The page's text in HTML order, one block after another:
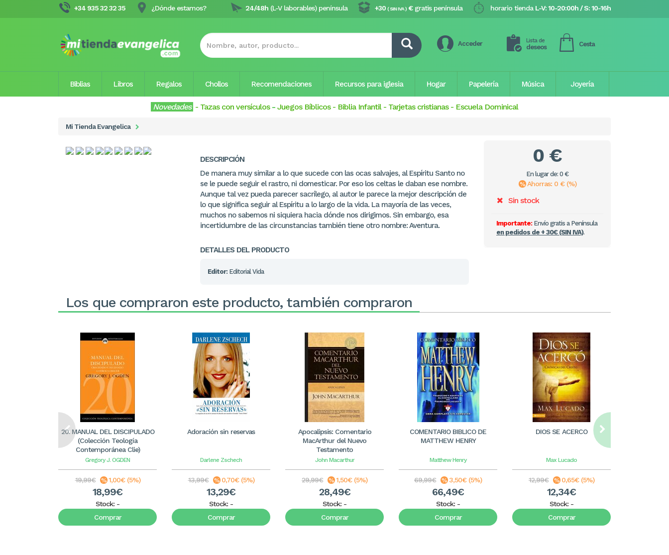
+34 935 32 32 35 ¿Dónde estamos? horario tienda L-V: 10-20:00h / S: 10-16h
+30 ( SIN IVA ) €gratis península
24/48h (L-V laborables) península
Acceder Lista de
deseos Cesta
Biblias Libros Regalos Chollos Recomendaciones Recursos para iglesia Hogar Papelería Música Joyería
Novedades - Tazas con versículos- Juegos Bíblicos- Biblia Infantil- Tarjetas cristianas - Escuela Dominical
Mi Tienda Evangelica
DESCRIPCIÓN
De manera muy similar a lo que sucede con las ocas salvajes, al Espíritu Santo no
se le puede seguir el rastro, ni domesticar. Por eso los celtas le daban ese nombre.
Aunque tal vez pueda parecer sacrílego, al autor le parece la mejor descripción de
lo que significa seguir al Espíritu a lo largo de la vida. La mayoría de las veces,
muchos no sabemos ni siquiera hacia dónde nos dirigimos. Sin embargo, esa
incertidumbre de las circunstancias también tiene otro nombre: Aventura.
DETALLES DEL PRODUCTO
Editor: Editorial Vida
0 €
En lugar de: 0 €
Ahorras: 0 € (%)
Sin stock
Importante:Envío gratis a Península
en pedidos de + 30€ (SIN IVA).
Los que compraron este producto, también compraron
20. MANUAL DEL DISCIPULADO
(Colección Teología
Contemporánea Clie)
Gregory J. OGDEN
19,99€ 1,00€ (5%)
18,99€
Stock: -
Comprar
Adoración sin reservas
Darlene Zschech
13,99€ 0,70€ (5%)
13,29€
Stock: -
Comprar
Apocalipsis: Comentario
MacArthur del Nuevo
Testamento
John Macarthur
29,99€ 1,50€ (5%)
28,49€
Stock: -
Comprar
COMENTARIO BIBLICO DE
MATTHEW HENRY
Matthew Henry
69,99€ 3,50€ (5%)
66,49€
Stock: -
Comprar
DIOS SE ACERCO
Max Lucado
12,99€ 0,65€ (5%)
12,34€
Stock: -
Comprar